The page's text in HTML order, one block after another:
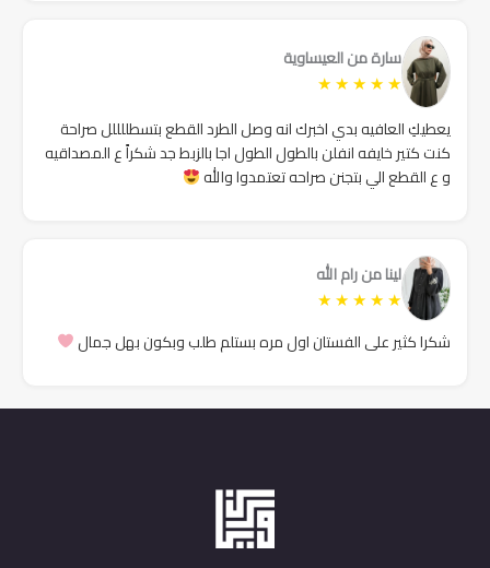
سارة من العيساوية
★
★
★
★
★
يعطيكِ العافيه بدي اخبرك انه وصل الطرد القطع بتسطللللل صراحة
كنت كتير خايفه انفلن بالطول الطول اجا بالزبط جد شكراً ع المصداقيه
و ع القطع الي بتجنن صراحه تعتمدوا والله
لينا من رام الله
★
★
★
★
★
شكرا كثير على الفستان اول مره بستلم طلب وبكون بهل جمال